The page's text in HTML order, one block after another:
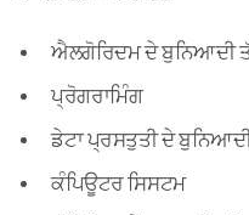
ਐਲਗੋਰਿਦਮ ਦੇ ਬੁਨਿਆਦੀ
ਪ੍ਰੋਗਰਾਮਿੰਗ
ਡੇਟਾ ਪ੍ਰਸਤੁਤੀ ਦੇ
ਕੰਪਿਊਟਰ ਸਿਸਟਮ